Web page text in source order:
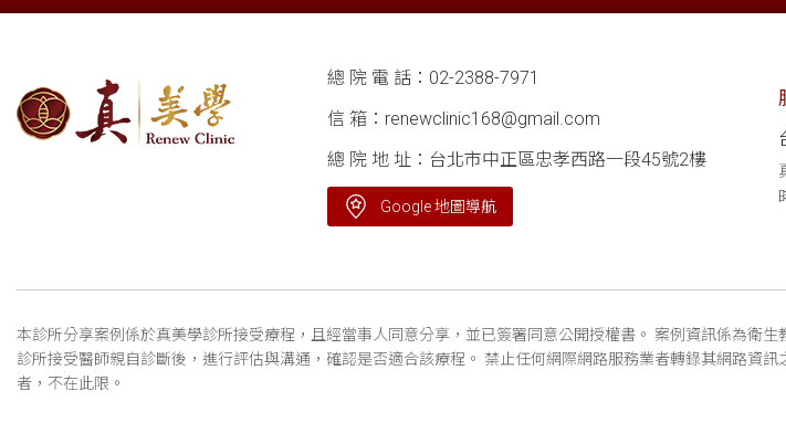
總 院 電 話： 02-2388-7971
信 箱： renewclinic168@gmail.com
總 院 地 址：台北市中正區忠孝西路一段45號2樓
Google 地圖導航
本診所分享案例係於真美學診所接受療程，且經當事人同意分享，並已簽署同意公開授權書。 案例資訊係為衛
診所接受醫師親自診斷後，進行評估與溝通，確認是否適合該療程。 禁止任何網際網路服務業者轉錄其網路資
者，不在此限。